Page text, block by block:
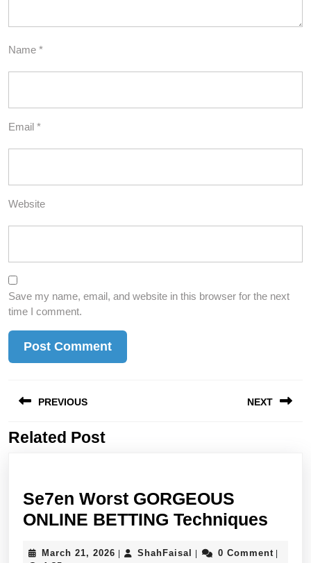
Name *
Email *
Website
Save my name, email, and website in this browser for the next
time I comment.
navigation
PREVIOUS
Previous
NEXT
Related Post
Se7en Worst GORGEOUS
ONLINE BETTING Techniques
March 21, 2026 March
| ShahFaisal ShahFaisal
| 0 Comment |